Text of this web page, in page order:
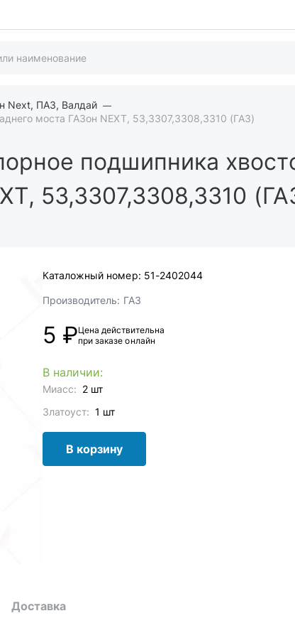
Next, ПАЗ, Валдай
моста ГАЗон NEXT, 53,3307,3308,3310 (ГАЗ)
подшипника
53,3307,3308,3310
Каталожный номер: 51-2402044
Производитель: ГАЗ
5 ₽Цена действительна
при заказе онлайн
В наличии:
Миасс: 2 шт
Златоуст: 1 шт
В корзину
Доставка